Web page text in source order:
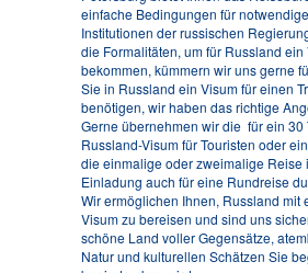
einfache Bedingungen für
Institutionen der russischen
die Formalitäten, um für Russland ein
bekommen, kümmern wir uns gerne
Sie in Russland ein Visum für einen
benötigen, wir haben das richtige
Gerne übernehmen wir die für ein 30
Russland-Visum für Touristen oder
die einmalige oder zweimalige Reise
Einladung auch für eine Rundreise
Wir ermöglichen Ihnen, Russland mit
Visum zu bereisen und sind uns
schöne Land voller Gegensätze,
Natur und kulturellen Schätzen Sie